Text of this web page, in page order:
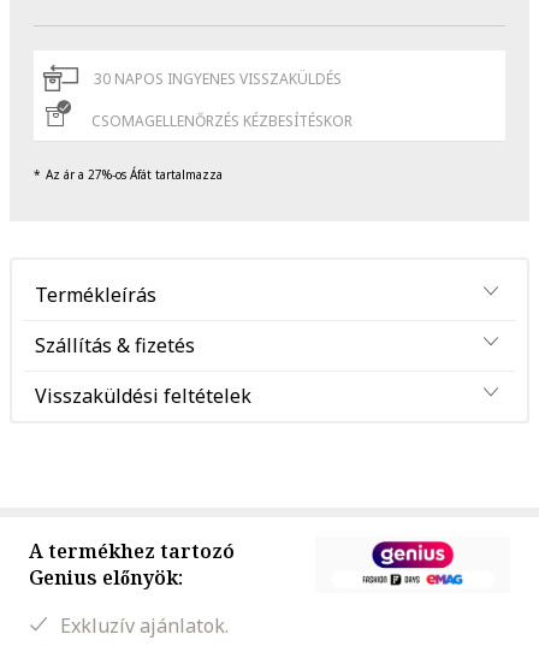
30 NAPOS INGYENES VISSZAKÜLDÉS
CSOMAGELLENŐRZÉS KÉZBESÍTÉSKOR
Az ár a 27%-os Áfát tartalmazza
Termékleírás
Szállítás & fizetés
Visszaküldési feltételek
A termékhez tartozó
Genius előnyök:
Exkluzív ajánlatok.